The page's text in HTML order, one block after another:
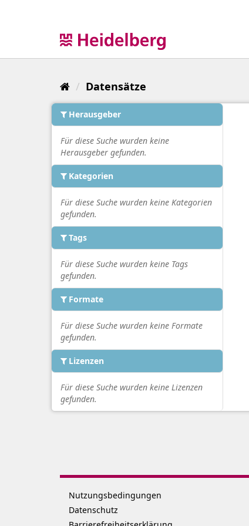
Datensätze
Herausgeber
Für diese Suche wurden keine
Herausgeber gefunden.
Kategorien
Für diese Suche wurden keine Kategorien
gefunden.
Tags
Für diese Suche wurden keine Tags
gefunden.
Formate
Für diese Suche wurden keine Formate
gefunden.
Lizenzen
Für diese Suche wurden keine Lizenzen
gefunden.
Nutzungsbedingungen
Datenschutz